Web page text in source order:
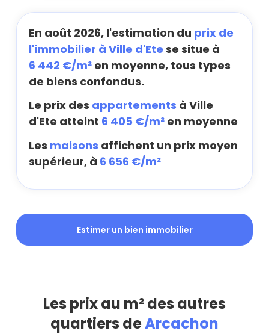
En août 2026, l'estimation du prix de
l'immobilier à Ville d'Ete se situe à
6 442 €/m² en moyenne, tous types
de biens confondus.
Le prix des appartements à Ville
d'Ete atteint 6 405 €/m² en moyenne
Les maisons affichent un prix moyen
supérieur, à 6 656 €/m²
Estimer un bien immobilier
Les prix au m² des autres
quartiers deArcachon